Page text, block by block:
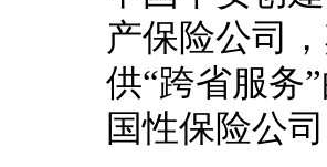
产保险公司
供“跨省服务
国性保险公司